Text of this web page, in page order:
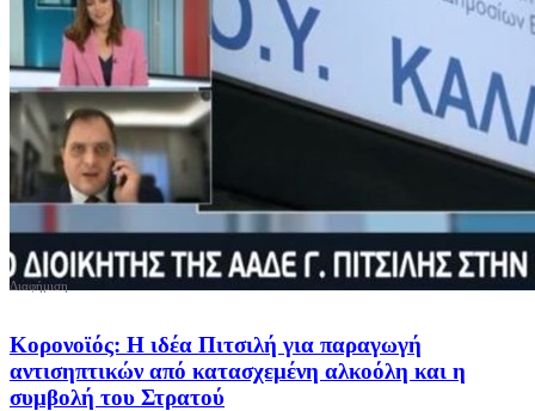
Κορονοϊός: Η ιδέα Πιτσιλή για παραγωγή
αντισηπτικών από κατασχεμένη αλκοόλη και η
συμβολή του Στρατού